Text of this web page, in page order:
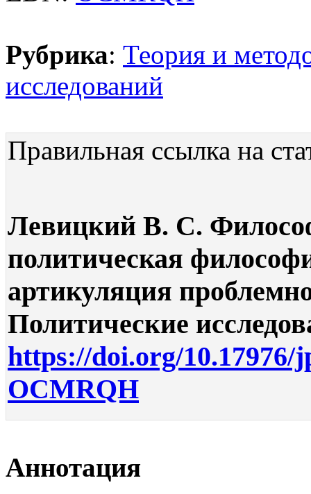
Рубрика: Теория и
исследований
Правильная ссылка на
Левицкий В. С.
политическая
артикуляция
Политические
https://doi.org/10.17976/
OCMRQH
Аннотация